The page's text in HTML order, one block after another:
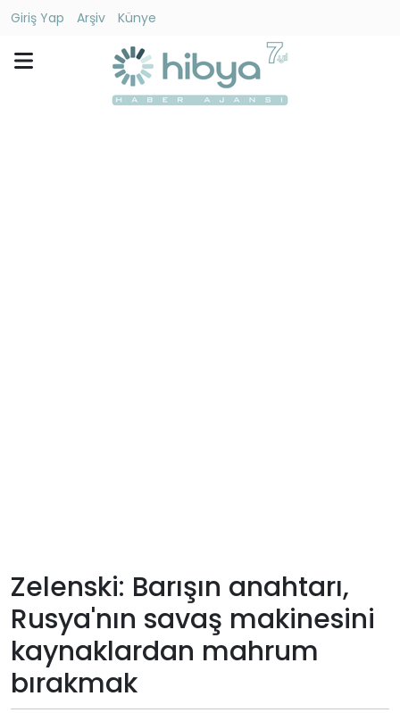
Giriş Yap Arşiv
Künye
Künye
Giriş
Yap
Zelenski: Barışın anahtarı,
Rusya'nın savaş makinesini
kaynaklardan mahrum
bırakmak